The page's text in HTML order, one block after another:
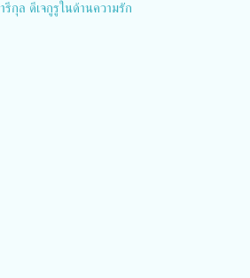
กุล ดีเจกูรูในด้านความรัก